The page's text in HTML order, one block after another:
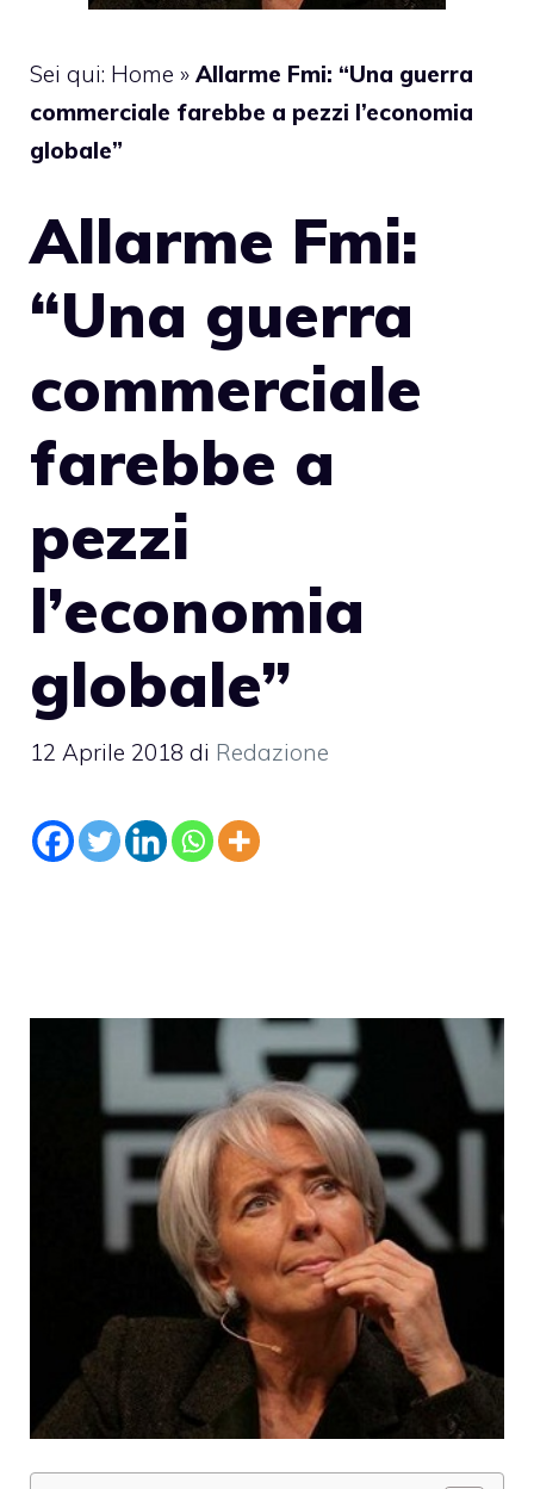
Sei qui: Home » Allarme Fmi: “Una guerra
commerciale farebbe a pezzi l’economia
globale”
Allarme Fmi:
“Una guerra
commerciale
farebbe a
pezzi
l’economia
globale”
12 Aprile 2018 di Redazione